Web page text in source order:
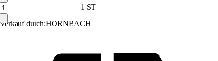
Verkauf durch:HORNBACH
1 ST